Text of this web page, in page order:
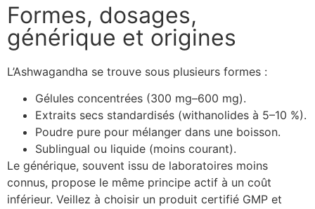
Formes, dosages,
générique et origines
L’Ashwagandha se trouve sous plusieurs formes :
Gélules concentrées (300 mg–600 mg).
Extraits secs standardisés (withanolides à 5–10 %).
Poudre pure pour mélanger dans une boisson.
Sublingual ou liquide (moins courant).
Le générique, souvent issu de laboratoires moins
connus, propose le même principe actif à un coût
inférieur. Veillez à choisir un produit certifié GMP et